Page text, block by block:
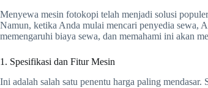
Menyewa mesin fotokopi telah menjadi solusi
Namun, ketika Anda mulai mencari penyedia sewa,
memengaruhi biaya sewa, dan memahami ini akan
1. Spesifikasi dan Fitur Mesin
Ini adalah salah satu penentu harga paling